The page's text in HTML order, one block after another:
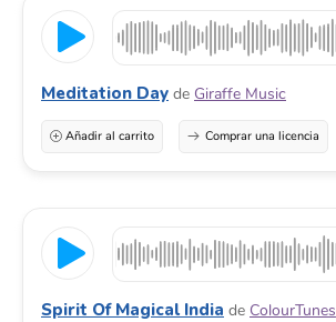
Meditation Day de Giraffe Music
Añadir al carrito Comprar una licencia
Spirit Of Magical India de ColourTunes